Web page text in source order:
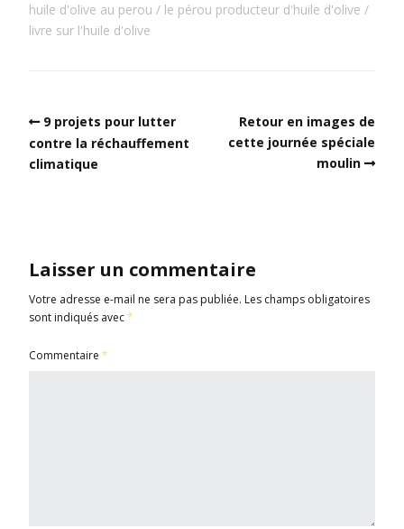
huile d'olive au perou
le pérou producteur d'huile d'olive
livre sur l'huile d'olive
9 projets pour lutter
contre la réchauffement
climatique
Retour en images de
cette journée spéciale
moulin
Laisser un commentaire
Votre adresse e-mail ne sera pas publiée. Les champs obligatoires
sont indiqués avec*
Commentaire *